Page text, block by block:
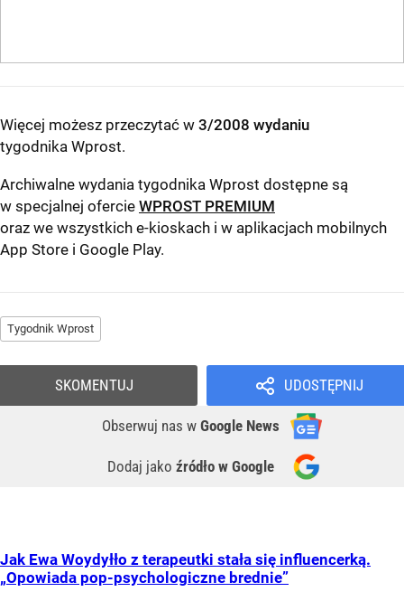
Więcej możesz przeczytać w 3/2008 wydaniu
tygodnika Wprost.
Archiwalne wydania tygodnika Wprost dostępne są
w specjalnej ofercie WPROST PREMIUM
oraz we wszystkich e-kioskach i w aplikacjach mobilnych
App Store i Google Play.
Tygodnik Wprost
UDOSTĘPNIJ
Obserwuj nas w Google News
Dodaj jako źródło w Google
SKOMENTUJ
Jak Ewa Woydyłło z terapeutki stała się influencerką.
„Opowiada pop-psychologiczne brednie”